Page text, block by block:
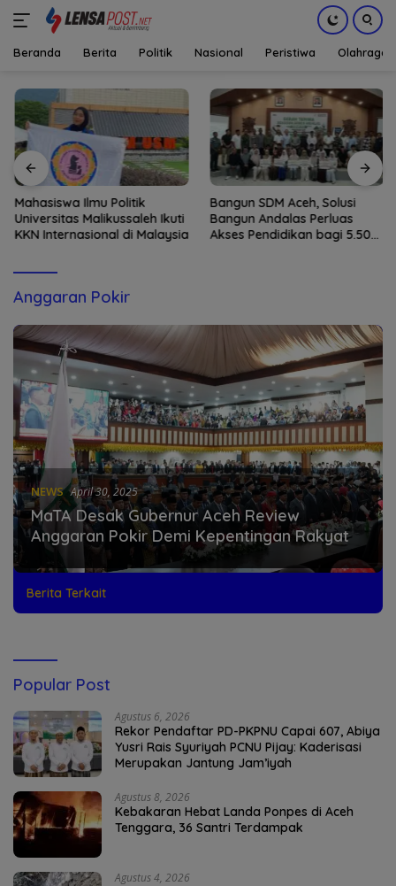
konten
Beranda Berita Politik Nasional Peristiwa Olahraga
Mahasiswa Ilmu Politik
Universitas Malikussaleh Ikuti
KKN Internasional di Malaysia
Bangun SDM Aceh, Solusi
Bangun Andalas Perluas
Akses Pendidikan bagi 5.500
Anggaran Pokir
NEWS April 30, 2025
MaTA Desak Gubernur Aceh Review
Anggaran Pokir Demi Kepentingan Rakyat
Berita Terkait
Popular Post
Agustus 6, 2026
Rekor Pendaftar PD-PKPNU Capai 607, Abiya
Yusri Rais Syuriyah PCNU Pijay: Kaderisasi
Merupakan Jantung Jam’iyah
Agustus 8, 2026
Kebakaran Hebat Landa Ponpes di Aceh
Tenggara, 36 Santri Terdampak
Agustus 4, 2026